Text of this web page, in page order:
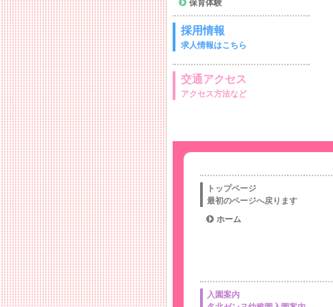
保育体験
採用情報
求人情報はこちら
交通アクセス
アクセス方法など
トップページ
最初のページへ戻ります
ホーム
入園案内